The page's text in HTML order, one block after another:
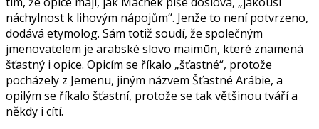
náchylnost k lihovým nápojům“. Jenže to není potvrzeno,
dodává etymolog. Sám totiž soudí, že společným
jmenovatelem je arabské slovo maimūn, které znamená
šťastný i opice. Opicím se říkalo „šťastné“, protože
pocházely z Jemenu, jiným názvem Šťastné Arábie, a
opilým se říkalo šťastní, protože se tak většinou tváří a
někdy i cítí.